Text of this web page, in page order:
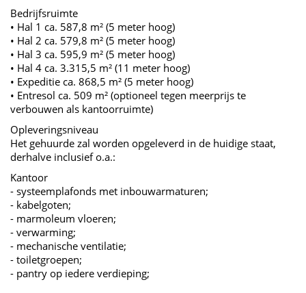
Bedrijfsruimte
• Hal 1 ca. 587,8 m² (5 meter hoog)
• Hal 2 ca. 579,8 m² (5 meter hoog)
• Hal 3 ca. 595,9 m² (5 meter hoog)
• Hal 4 ca. 3.315,5 m² (11 meter hoog)
• Expeditie ca. 868,5 m² (5 meter hoog)
• Entresol ca. 509 m² (optioneel tegen meerprijs te
verbouwen als kantoorruimte)
Opleveringsniveau
Het gehuurde zal worden opgeleverd in de huidige staat,
derhalve inclusief o.a.:
Kantoor
- systeemplafonds met inbouwarmaturen;
- kabelgoten;
- marmoleum vloeren;
- verwarming;
- mechanische ventilatie;
- toiletgroepen;
- pantry op iedere verdieping;